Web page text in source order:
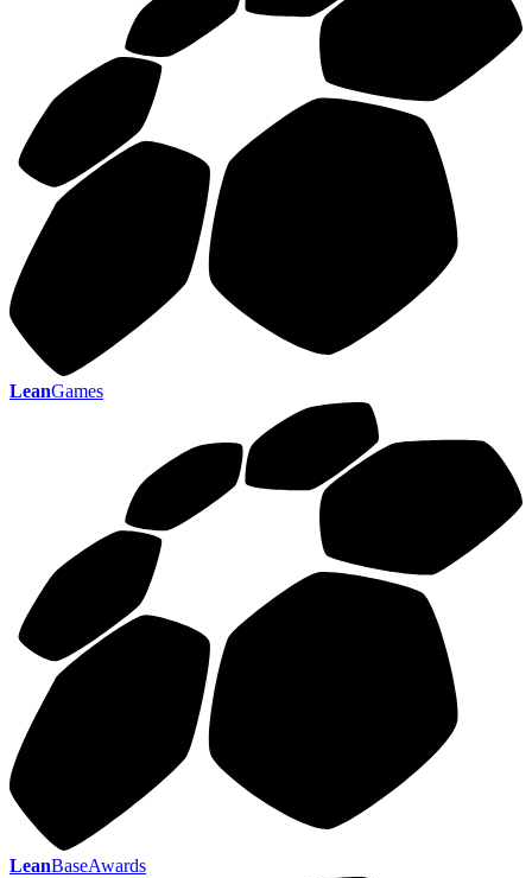
LeanGames
LeanBaseAwards